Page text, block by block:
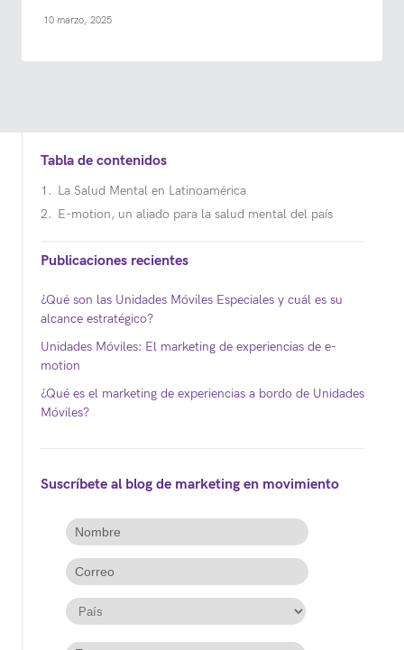
10 marzo, 2025
Tabla de contenidos
La Salud Mental en Latinoamérica
E-motion, un aliado para la salud mental del país
Publicaciones recientes
¿Qué son las Unidades Móviles Especiales y cuál es su
alcance estratégico?
Unidades Móviles: El marketing de experiencias de e-
motion
¿Qué es el marketing de experiencias a bordo de Unidades
Móviles?
Suscríbete al blog de marketing en movimiento